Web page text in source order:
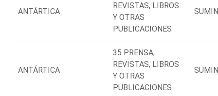
ANTÁRTICA
REVISTAS, LIBROS
Y OTRAS
PUBLICACIONES
ANTÁRTICA
35 PRENSA,
REVISTAS, LIBROS
Y OTRAS
PUBLICACIONES